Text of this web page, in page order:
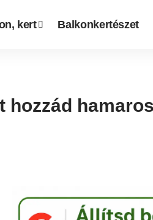
kert Balkonkertészet
hozzád